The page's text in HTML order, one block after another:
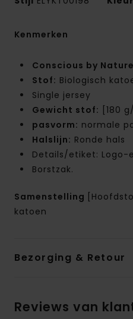
Kenmerken
Conscious by
Stof: Biologisch
Single jersey
Gewicht stof: [180
pasvorm: normale
Halslijn: Ronde hals
Details/etiket: Logo-
Borstzak.
Samenstelling
katoen
Bezorging & Retour
Reviews van